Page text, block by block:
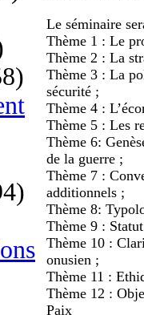
Le séminaire
Thème 1 : Le
Thème 2 : La
Thème 3 : La
sécurité ;
Thème 4 :
Thème 5 : Les
Thème 6:
de la guerre ;
Thème 7 :
additionnels ;
Thème 8:
Thème 9 :
Thème 10 :
onusien ;
Thème 11 :
Thème 12 :
Paix